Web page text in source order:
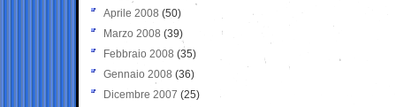
Aprile 2008 (50)
Marzo 2008 (39)
Febbraio 2008 (35)
Gennaio 2008 (36)
Dicembre 2007 (25)